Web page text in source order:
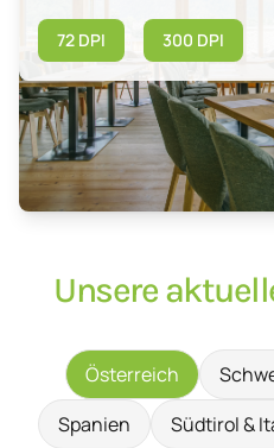
72 DPI 300 DPI
Unsere
Österreich
Spanien
Südtirol &